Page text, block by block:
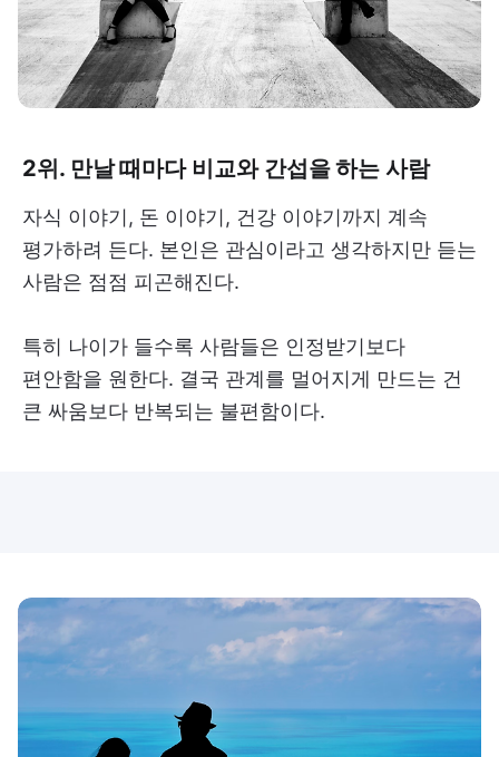
2위. 만날 때마다 비교와 간섭을 하는 사람
자식 이야기, 돈 이야기, 건강 이야기까지 계속
평가하려 든다. 본인은 관심이라고 생각하지만 듣는
사람은 점점 피곤해진다.
특히 나이가 들수록 사람들은 인정받기보다
편안함을 원한다. 결국 관계를 멀어지게 만드는 건
큰 싸움보다 반복되는 불편함이다.